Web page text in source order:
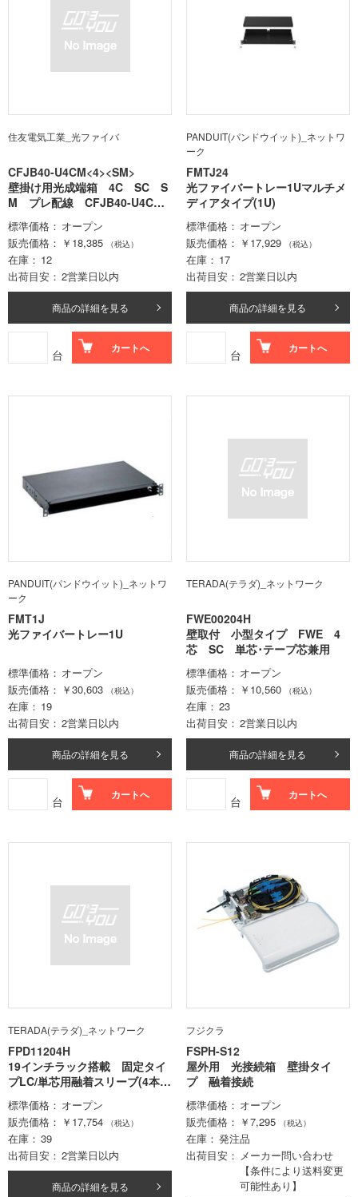
住友電気工業_光ファイバ
CFJB40-U4CM<4><SM>
壁掛け用光成端箱 4C SC S
M プレ配線 CFJB40-U4CM-
Z<4><SM>
標準価格
オープン
販売価格
￥18,385 （税込）
在庫
12
出荷目安
2営業日以内
商品の詳細を見る
台 カートへ
PANDUIT(パンドウイット)_ネットワ
ーク
FMTJ24
光ファイバートレー1Uマルチメ
ディアタイプ(1U)
標準価格
オープン
販売価格
￥17,929 （税込）
在庫
17
出荷目安
2営業日以内
商品の詳細を見る
台 カートへ
PANDUIT(パンドウイット)_ネットワ
ーク
FMT1J
光ファイバートレー1U
標準価格
オープン
販売価格
￥30,603 （税込）
在庫
19
出荷目安
2営業日以内
商品の詳細を見る
台 カートへ
TERADA(テラダ)_ネットワーク
FWE00204H
壁取付 小型タイプ FWE 4
芯 SC 単芯･テープ芯兼用
標準価格
オープン
販売価格
￥10,560 （税込）
在庫
23
出荷目安
2営業日以内
商品の詳細を見る
台 カートへ
TERADA(テラダ)_ネットワーク
FPD11204H
19インチラック搭載 固定タイ
プLC/単芯用融着スリーブ(4本)
+テープ芯用融着スリーブ(1本)
添付
標準価格
オープン
販売価格
￥17,754 （税込）
在庫
39
出荷目安
2営業日以内
商品の詳細を見る
フジクラ
FSPH-S12
屋外用 光接続箱 壁掛タイ
プ 融着接続
標準価格
オープン
販売価格
￥7,295 （税込）
在庫
発注品
出荷目安
メーカー問い合わせ
【条件により送料変更
可能性あり】